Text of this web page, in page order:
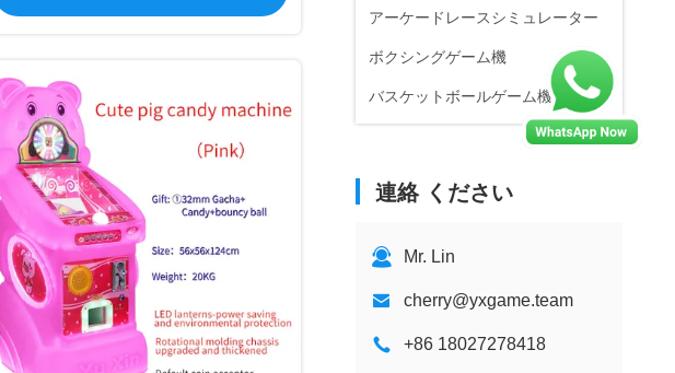
アーケードレースシミュレーター
ボクシングゲーム機
バスケットボールゲーム機
連絡 ください
Mr. Lin
cherry@yxgame.team
+86 18027278418